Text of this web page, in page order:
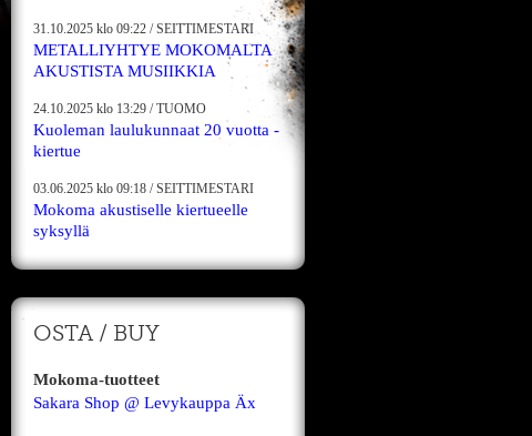
31.10.2025 klo 09:22 /SEITTIMESTARI
METALLIYHTYE MOKOMALTA
AKUSTISTA MUSIIKKIA
24.10.2025 klo 13:29 /TUOMO
Kuoleman laulukunnaat 20 vuotta -
kiertue
03.06.2025 klo 09:18 /SEITTIMESTARI
Mokoma akustiselle kiertueelle
syksyllä
OSTA / BUY
Mokoma-tuotteet
Sakara Shop @ Levykauppa Äx